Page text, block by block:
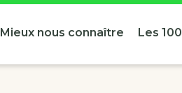
Mieux nous connaître Les